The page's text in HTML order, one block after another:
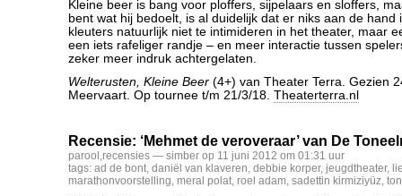
Kleine beer is bang voor ploffers, sijpelaars en sloffers,
bent wat hij bedoelt, is al duidelijk dat er niks aan de hand
kleuters natuurlijk niet te intimideren in het theater, maar
een iets rafeliger randje – en meer interactie tussen
zeker meer indruk achtergelaten.
Welterusten, Kleine Beer (4+) van Theater Terra. Gezien
Meervaart. Op tournee t/m 21/3/18. Theaterterra.nl
Recensie: ‘Mehmet de veroveraar’ van De
parool ,recensies — simber op 11 juni 2012 om 01:31 uur
tags: ad de bont, daniël van klaveren, debbie korper, jeugdtheater,
marathonvoorstelling, meral polat, roel adam, sadettin kirmiziyüz,